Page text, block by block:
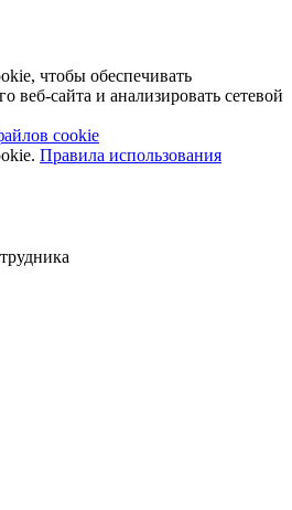
чтобы обеспечивать
веб-сайта и анализировать сетевой
cookie
Правила использования